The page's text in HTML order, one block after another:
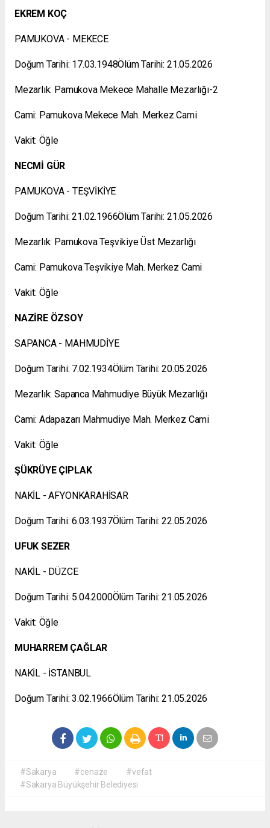
EKREM KOÇ
PAMUKOVA - MEKECE
Doğum Tarihi: 17.03.1948Ölüm Tarihi: 21.05.2026
Mezarlık: Pamukova Mekece Mahalle Mezarlığı-2
Cami: Pamukova Mekece Mah. Merkez Cami
Vakit: Öğle
NECMİ GÜR
PAMUKOVA - TEŞVİKİYE
Doğum Tarihi: 21.02.1966Ölüm Tarihi: 21.05.2026
Mezarlık: Pamukova Teşvikiye Üst Mezarlığı
Cami: Pamukova Teşvikiye Mah. Merkez Cami
Vakit: Öğle
NAZİRE ÖZSOY
SAPANCA - MAHMUDİYE
Doğum Tarihi: 7.02.1934Ölüm Tarihi: 20.05.2026
Mezarlık: Sapanca Mahmudiye Büyük Mezarlığı
Cami: Adapazarı Mahmudiye Mah. Merkez Cami
Vakit: Öğle
ŞÜKRÜYE ÇIPLAK
NAKİL - AFYONKARAHİSAR
Doğum Tarihi: 6.03.1937Ölüm Tarihi: 22.05.2026
UFUK SEZER
NAKİL - DÜZCE
Doğum Tarihi: 5.04.2000Ölüm Tarihi: 21.05.2026
Vakit: Öğle
MUHARREM ÇAĞLAR
NAKİL - İSTANBUL
Doğum Tarihi: 3.02.1966Ölüm Tarihi: 21.05.2026
#Sakarya #cenaze
#vefat
#Sakarya Büyükşehir Belediyesi